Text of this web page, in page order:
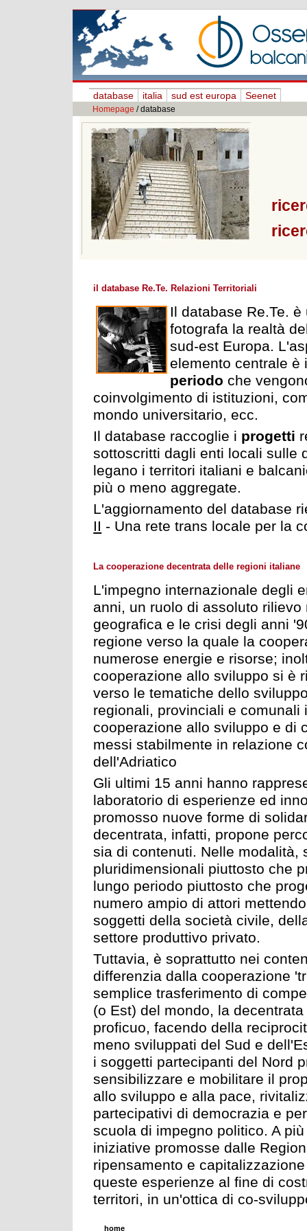
database italia sud est europa Seenet
Homepage / database
il database Re.Te. Relazioni Territoriali
Il database Re.Te.
fotografa la realtà
sud-est Europa.
elemento centrale
periodo che
coinvolgimento di istituzioni,
mondo universitario, ecc.
Il database raccoglie i progetti
sottoscritti dagli enti locali sulle
legano i territori italiani e
più o meno aggregate.
L'aggiornamento del database
II - Una rete trans locale per la
La cooperazione decentrata delle regioni italiane
L'impegno internazionale degli
anni, un ruolo di assoluto
geografica e le crisi degli anni
regione verso la quale la
numerose energie e risorse;
cooperazione allo sviluppo si è
verso le tematiche dello
regionali, provinciali e
cooperazione allo sviluppo e di
messi stabilmente in relazione
dell'Adriatico
Gli ultimi 15 anni hanno
laboratorio di esperienze ed
promosso nuove forme di
decentrata, infatti, propone
sia di contenuti. Nelle modalità,
pluridimensionali piuttosto che
lungo periodo piuttosto che
numero ampio di attori
soggetti della società civile,
settore produttivo privato.
Tuttavia, è soprattutto nei
differenzia dalla cooperazione
semplice trasferimento di
(o Est) del mondo, la
proficuo, facendo della
meno sviluppati del Sud e
i soggetti partecipanti del Nord
sensibilizzare e mobilitare il
allo sviluppo e alla pace,
partecipativi di democrazia e
scuola di impegno politico. A
iniziative promosse dalle
ripensamento e
queste esperienze al fine di
territori, in un'ottica di co-
home